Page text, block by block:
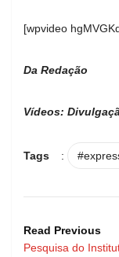
[wpvideo
Da Redação
Vídeos:
Tags :
Read Previous
Pesquisa do